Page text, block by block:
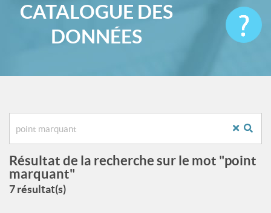
CATALOGUE DES
DONNÉES
Résultat de la recherche sur le mot "point
marquant"
7 résultat(s)